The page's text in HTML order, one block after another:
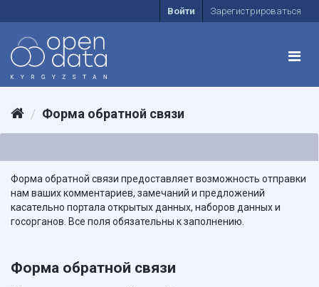
Войти Зарегистрироваться
Форма обратной связи
Форма обратной связи предоставляет возможность отправки
нам ваших комментариев, замечаний и предложений
касательно портала открытых данных, наборов данных и
госорганов. Все поля обязательны к заполнению.
Форма обратной связи